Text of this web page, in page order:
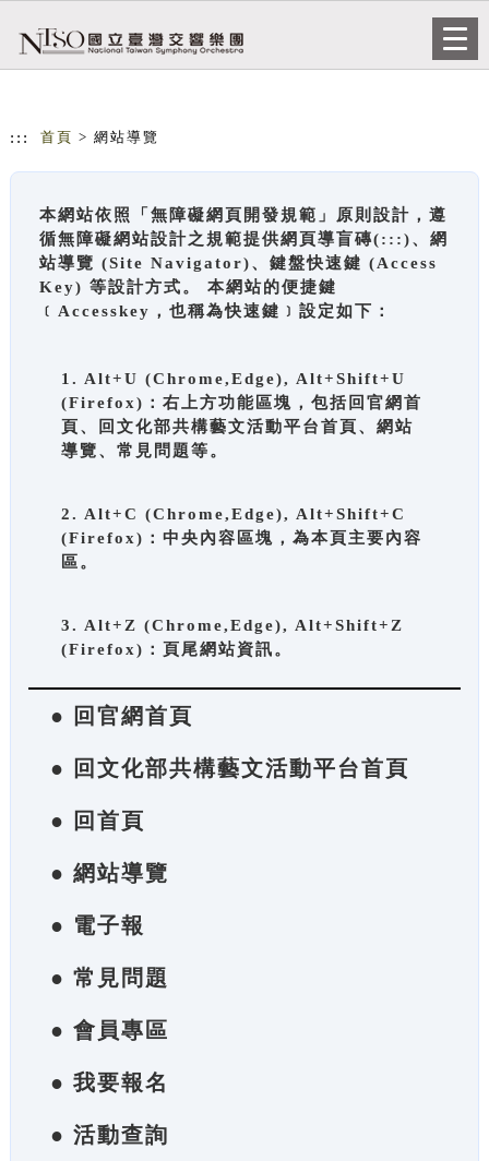
::: 首頁 > 網站導覽
本網站依照「無障礙網頁開發規範」原則設計，遵
循無障礙網站設計之規範提供網頁導盲磚(:::)、網
站導覽 (Site Navigator)、鍵盤快速鍵 (Access
Key) 等設計方式。 本網站的便捷鍵
﹝Accesskey，也稱為快速鍵﹞設定如下：
1. Alt+U (Chrome,Edge), Alt+Shift+U
(Firefox)：右上方功能區塊，包括回官網首
頁、回文化部共構藝文活動平台首頁、網站
導覽、常見問題等。
2. Alt+C (Chrome,Edge), Alt+Shift+C
(Firefox)：中央內容區塊，為本頁主要內容
區。
3. Alt+Z (Chrome,Edge), Alt+Shift+Z
(Firefox)：頁尾網站資訊。
● 回官網首頁
● 回文化部共構藝文活動平台首頁
● 回首頁
● 網站導覽
● 電子報
● 常見問題
● 會員專區
● 我要報名
● 活動查詢